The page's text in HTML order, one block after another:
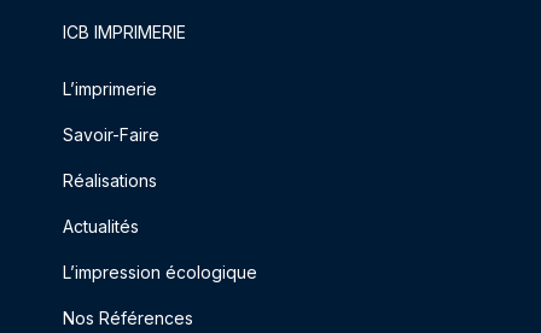
ICB IMPRIMERIE
L’imprimerie
Savoir-Faire
Réalisations
Actualités
L’impression écologique
Nos Références